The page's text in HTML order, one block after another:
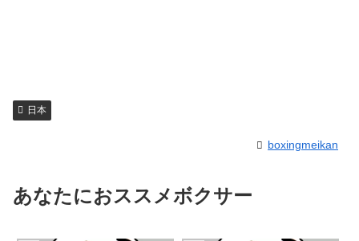
日本
boxingmeikan
あなたにおススメボクサー